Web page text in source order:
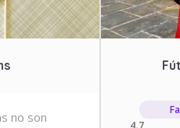
no son